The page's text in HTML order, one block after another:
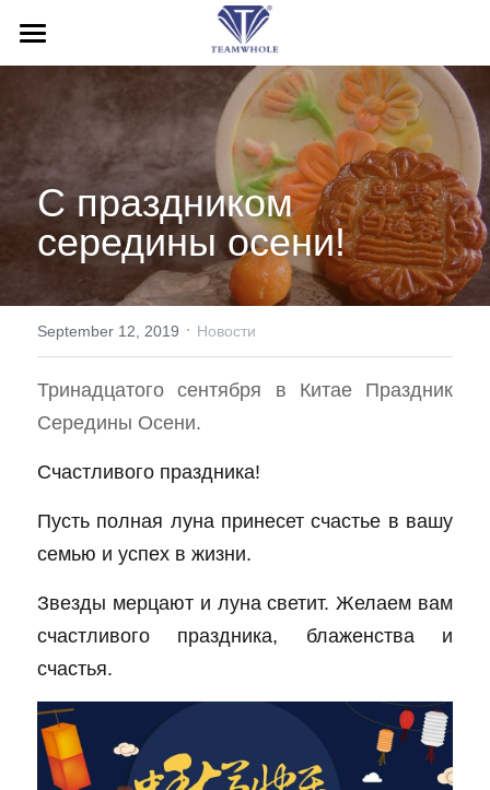
ПРОДУКЦИЯ
Буровые молоты
Буровые насадки
Бурильные трубы
Инструменты обратной циркуляции
Буровая установка
Установки с верхним ударником
УСЛУГИ
Послепродажное обслуживание
Заявки
Выставка
НОВОСТИ
СВЯЗАТЬСЯ С НАМИ
Search
Русский
Русский
С праздником
середины осени!
September 12, 2019 · Новости
Тринадцатого сентября в Китае Праздник
Середины Осени.
Счастливого праздника!
Пусть полная луна принесет счастье в вашу
семью и успех в жизни.
Звезды мерцают и луна светит. Желаем вам
счастливого праздника, блаженства и
счастья.